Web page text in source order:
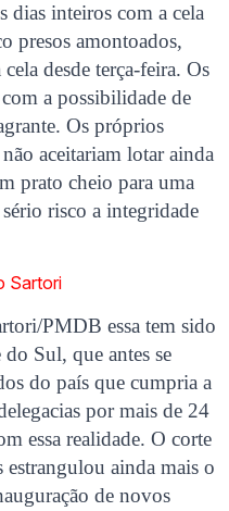
dias inteiros com a cela
presos amontoados,
desde terça-feira. Os
a possibilidade de
Os próprios
aceitariam lotar ainda
prato cheio para uma
risco a integridade
Sartori
PMDB essa tem sido
Sul, que antes se
do país que cumpria a
por mais de 24
essa realidade. O corte
ainda mais o
de novos